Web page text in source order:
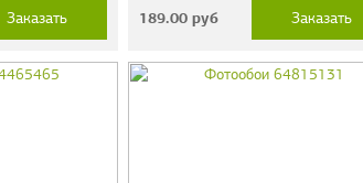
Заказать 189.00 руб Заказать